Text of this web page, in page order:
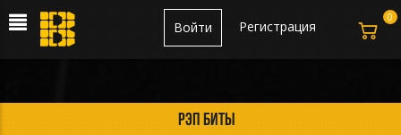
Регистрация
Войти
рэп биты
0